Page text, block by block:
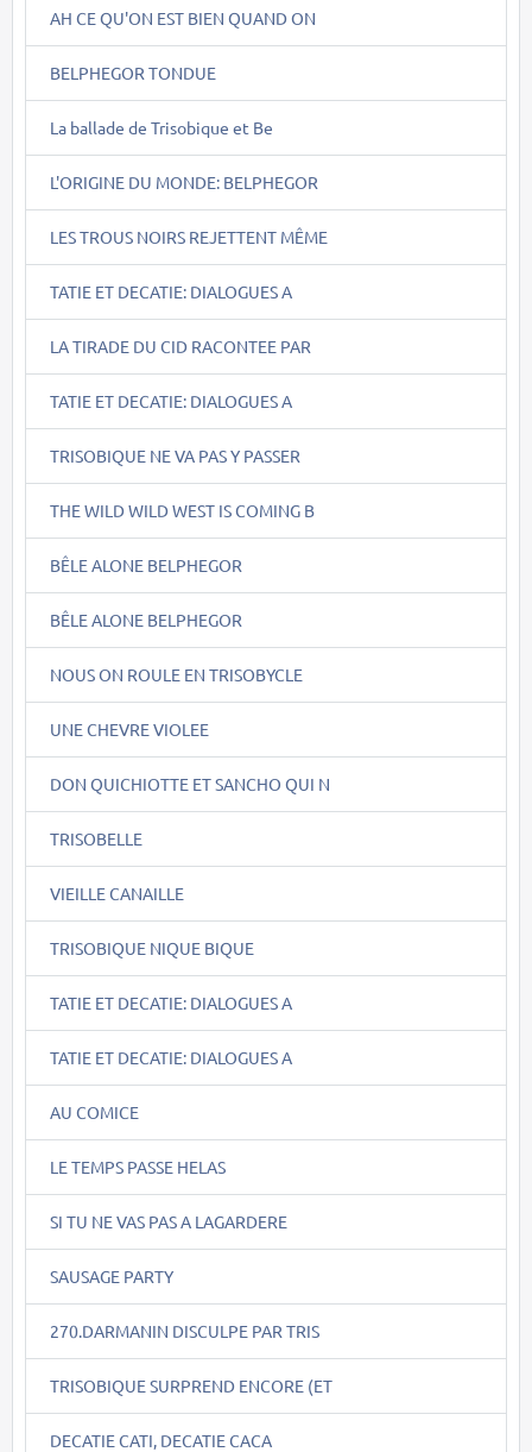
AH CE QU'ON EST BIEN QUAND ON
BELPHEGOR TONDUE
La ballade de Trisobique et Be
L'ORIGINE DU MONDE: BELPHEGOR
LES TROUS NOIRS REJETTENT MÊME
TATIE ET DECATIE: DIALOGUES A
LA TIRADE DU CID RACONTEE PAR
TATIE ET DECATIE: DIALOGUES A
TRISOBIQUE NE VA PAS Y PASSER
THE WILD WILD WEST IS COMING B
BÊLE ALONE BELPHEGOR
BÊLE ALONE BELPHEGOR
NOUS ON ROULE EN TRISOBYCLE
UNE CHEVRE VIOLEE
DON QUICHIOTTE ET SANCHO QUI N
TRISOBELLE
VIEILLE CANAILLE
TRISOBIQUE NIQUE BIQUE
TATIE ET DECATIE: DIALOGUES A
TATIE ET DECATIE: DIALOGUES A
AU COMICE
LE TEMPS PASSE HELAS
SI TU NE VAS PAS A LAGARDERE
SAUSAGE PARTY
270.DARMANIN DISCULPE PAR TRIS
TRISOBIQUE SURPREND ENCORE (ET
DECATIE CATI, DECATIE CACA